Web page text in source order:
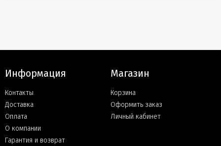
Информация
Контакты
Доставка
Оплата
О компании
Гарантия и возврат
Магазин
Корзина
Оформить заказ
Личный кабинет